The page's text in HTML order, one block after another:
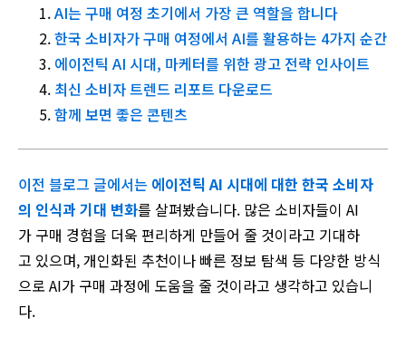
AI는 구매 여정 초기에서 가장 큰 역할을 합니다
한국 소비자가 구매 여정에서 AI를 활용하는 4가지 순간
에이전틱 AI 시대, 마케터를 위한 광고 전략 인사이트
최신 소비자 트렌드 리포트 다운로드
함께 보면 좋은 콘텐츠
이전 블로그 글에서는 에이전틱AI 시대에 대한 한국 소비자
의 인식과 기대 변화를 살펴봤습니다. 많은 소비자들이 AI
가 구매 경험을 더욱 편리하게 만들어 줄 것이라고 기대하
고 있으며,개인화된 추천이나 빠른 정보 탐색 등 다양한 방식
으로 AI가 구매 과정에 도움을 줄 것이라고 생각하고 있습니
다.